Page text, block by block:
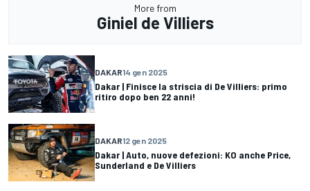
More from
Giniel de Villiers
DAKAR14 gen 2025
Dakar | Finisce la striscia di De Villiers: primo
ritiro dopo ben 22 anni!
DAKAR12 gen 2025
Dakar | Auto, nuove defezioni: KO anche Price,
Sunderland e De Villiers